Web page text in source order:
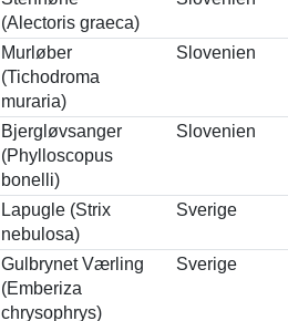
(Alectoris graeca)
Murløber
(Tichodroma
muraria)
Slovenien
Bjergløvsanger
(Phylloscopus
bonelli)
Slovenien
Lapugle (Strix
nebulosa)
Sverige
Gulbrynet Værling
(Emberiza
chrysophrys)
Sverige